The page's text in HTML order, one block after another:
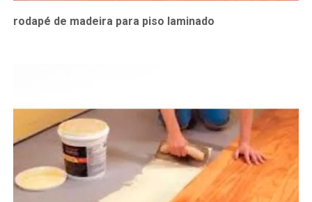
rodapé de madeira para piso laminado